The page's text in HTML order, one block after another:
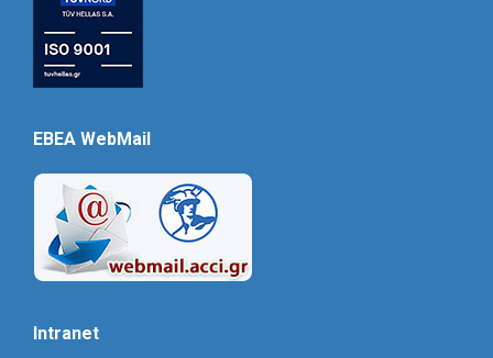
EBEA WebMail
Intranet